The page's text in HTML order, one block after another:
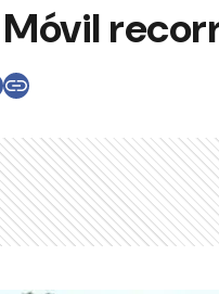
Móvil